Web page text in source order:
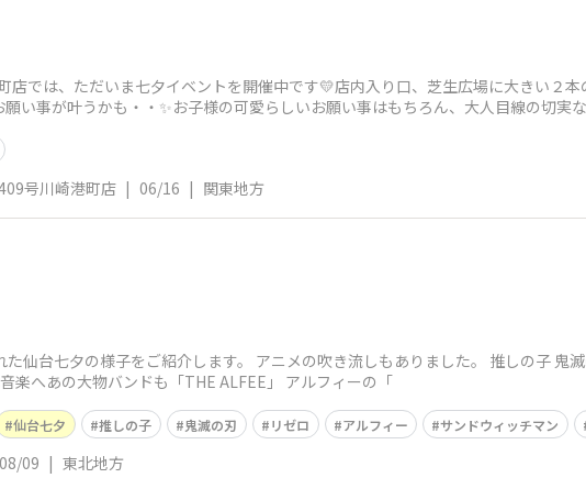
店では、ただいま七夕イベントを開催中です💛店内入り口、芝生広場に大きい２
い事が叶うかも・・✨お子様の可愛らしいお願い事はもちろん、大人目線の切実
号川崎港町店 | 06/16 | 関東地方
仙台七夕の様子をご紹介します。 アニメの吹き流しもありました。 推しの子 鬼
楽へあの大物バンドも「THE ALFEE」 アルフィーの「
仙台七夕 推しの子 鬼滅の刃 リゼロ アルフィー サンドウィッチマン
08/09 | 東北地方